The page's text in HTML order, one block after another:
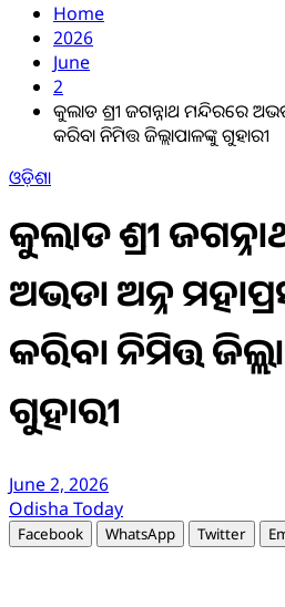
Home
2026
June
2
କୁଲାଡ ଶ୍ରୀ ଜଗନ୍ନାଥ ମନ୍ଦିରରେ
କରିବା ନିମିତ୍ତ ଜିଲ୍ଲାପାଳଙ୍କୁ ଗୁହାରୀ
ଓଡ଼ିଶା
କୁଲାଡ ଶ୍ରୀ
ଅଭଡା ଅନ୍ନ
କରିବା ନିମିତ୍ତ
ଗୁହାରୀ
June 2, 2026
Odisha Today
Facebook WhatsApp Twitter